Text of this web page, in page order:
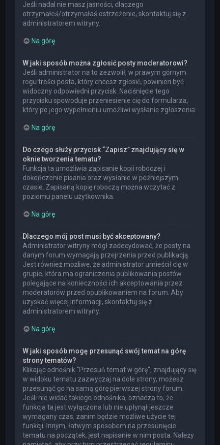
Jeśli nadal nie masz jasności, dlaczego
otrzymałeś/otrzymałaś ostrzeżenie, skontaktuj się z
administratorem witryny.
Na górę
W jaki sposób można zgłosić posty moderatorowi?
Jeśli administrator na to zezwolił, w prawym górnym
rogu treści posta, który chcesz zgłosić, powinien być
widoczny odpowiedni przycisk. Naciśnięcie tego
przycisku spowoduje przeniesienie cię do formularza,
który po jego wypełnieniu umożliwi wysłanie zgłoszenia.
Na górę
Do czego służy przycisk “Zapisz” znajdujący się w
oknie tworzenia tematu?
Funkcja ta umożliwia zapisanie kopii roboczej i
dokończenie pisania oraz wysłanie w późniejszym
czasie. Zapisaną kopię roboczą można wczytać z
poziomu panelu użytkownika.
Na górę
Dlaczego mój post musi być akceptowany?
Administrator witryny mógł zadecydować, że posty na
danym forum wymagają przejrzenia przed publikacją.
Jest również możliwe, że administrator umieścił cię w
grupie, która ma ograniczenia publikowania postów
polegające na konieczności ich akceptowania przez
moderatorów przed opublikowaniem na forum. Aby
uzyskać więcej informacji, skontaktuj się z
administratorem witryny.
Na górę
W jaki sposób mogę przesunąć swój temat na górę
strony tematów?
Klikając odnośnik “Przesuń temat w górę”, znajdujący się
w widoku tematu zazwyczaj na dole strony, możesz
przesunąć go na samą górę pierwszej strony forum.
Jeśli nie widać takiego odnośnika, oznacza to, że
funkcja ta jest wyłączona lub nie upłynął jeszcze
wymagany czas, zanim będzie możliwe użycie tej
funkcji. Innym, łatwym sposobem na przesunięcie
tematu na początek, jest napisanie w nim posta. Należy